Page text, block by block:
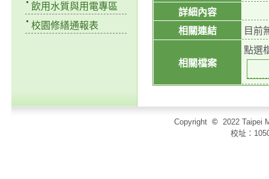
飲用水質與用電專區
校園修繕通報表
詳細內容
相關連結
目前
相關檔案
點選
Copyright © 2022 Taipei
校址：